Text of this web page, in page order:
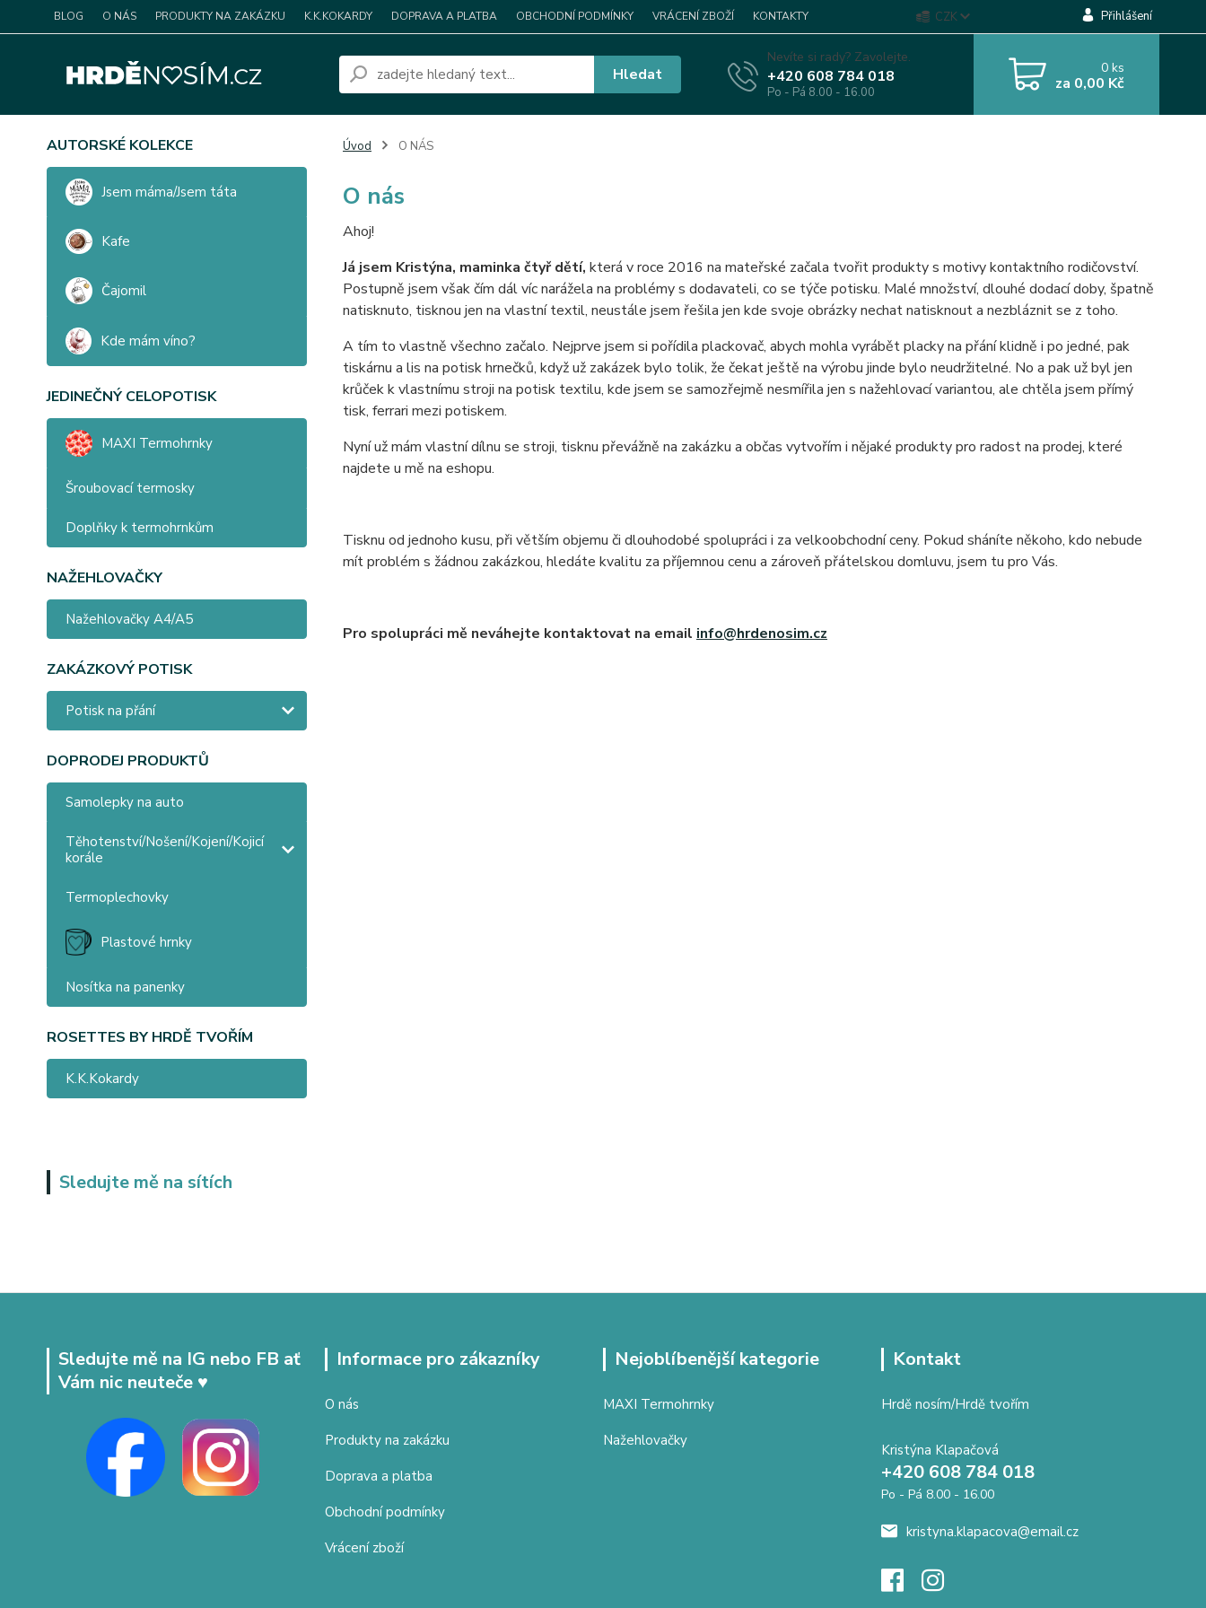
BLOG O NÁS PRODUKTY NA ZAKÁZKU K.K.KOKARDY DOPRAVA A PLATBA OBCHODNÍ PODMÍNKY VRÁCENÍ ZBOŽÍ KONTAKTY CZK Přihlášení
Hledat
Nevíte si rady? Zavolejte.
+420 608 784 018
Po - Pá 8.00 - 16.00
0ks
za 0,00 Kč
AUTORSKÉ KOLEKCE
Jsem máma/Jsem táta
Kafe
Čajomil
Kde mám víno?
JEDINEČNÝ CELOPOTISK
MAXI Termohrnky
Šroubovací termosky
Doplňky k termohrnkům
NAŽEHLOVAČKY
Nažehlovačky A4/A5
ZAKÁZKOVÝ POTISK
Potisk na přání
DOPRODEJ PRODUKTŮ
Samolepky na auto
Těhotenství/Nošení/Kojení/Kojicí
korále
Termoplechovky
Plastové hrnky
Nosítka na panenky
ROSETTES BY HRDĚ TVOŘÍM
K.K.Kokardy
Sledujte mě na sítích
Úvod O NÁS
O nás
Ahoj!
Já jsem Kristýna, maminka čtyř dětí, která v roce 2016 na mateřské začala tvořit produkty s motivy kontaktního rodičovství.
Postupně jsem však čím dál víc narážela na problémy s dodavateli, co se týče potisku. Malé množství, dlouhé dodací doby, špatně
natisknuto, tisknou jen na vlastní textil, neustále jsem řešila jen kde svoje obrázky nechat natisknout a nezbláznit se z toho.
A tím to vlastně všechno začalo. Nejprve jsem si pořídila plackovač, abych mohla vyrábět placky na přání klidně i po jedné, pak
tiskárnu a lis na potisk hrnečků, když už zakázek bylo tolik, že čekat ještě na výrobu jinde bylo neudržitelné. No a pak už byl jen
krůček k vlastnímu stroji na potisk textilu, kde jsem se samozřejmě nesmířila jen s nažehlovací variantou, ale chtěla jsem přímý
tisk, ferrari mezi potiskem.
Nyní už mám vlastní dílnu se stroji, tisknu převážně na zakázku a občas vytvořím i nějaké produkty pro radost na prodej, které
najdete u mě na eshopu.
Tisknu od jednoho kusu, při větším objemu či dlouhodobé spolupráci i za velkoobchodní ceny. Pokud sháníte někoho, kdo nebude
mít problém s žádnou zakázkou, hledáte kvalitu za příjemnou cenu a zároveň přátelskou domluvu, jsem tu pro Vás.
Pro spolupráci mě neváhejte kontaktovat na email info@hrdenosim.cz
Sledujte mě na IG nebo FB ať
Vám nic neuteče ♥
Informace pro zákazníky
O nás
Produkty na zakázku
Doprava a platba
Obchodní podmínky
Vrácení zboží
Nejoblíbenější kategorie
MAXI Termohrnky
Nažehlovačky
Kontakt
Hrdě nosím/Hrdě tvořím
Kristýna Klapačová
+420 608 784 018
Po - Pá 8.00 - 16.00
kristyna.klapacova@email.cz